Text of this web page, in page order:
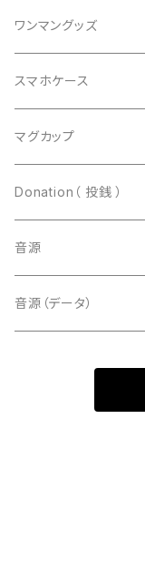
ワンマングッズ
スマホケース
マグカップ
Donation（ 投銭 ）
音源
音源（データ）